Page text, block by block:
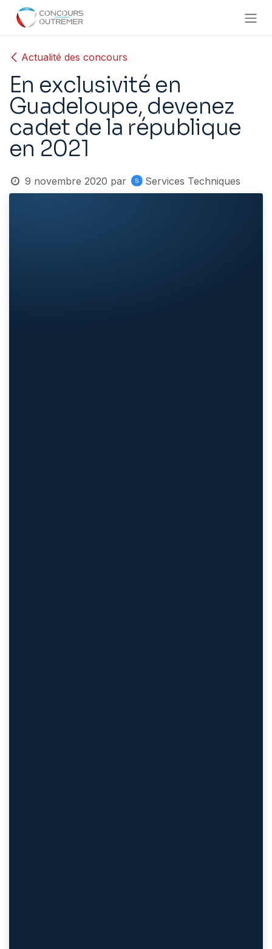
Se rendre au contenu
Actualité des concours
En exclusivité en
Guadeloupe, devenez
cadet de la république
en 2021
9 novembre 2020 par Services Techniques